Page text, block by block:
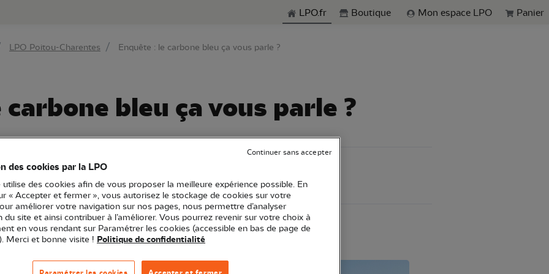
Aller à la rechercheLPO.fr Boutique Mon espace LPO Panier
LPO Poitou-Charentes Enquête : le carbone bleu ça vous parle ?
bleu ça vous parle ?
Charentes
Action
Climat Connaissance
les zones humides littorales et le carbone bleu !
des cookies par la LPO
utilise des cookies afin de vous proposer la meilleure expérience possible. En
« Accepter et fermer », vous autorisez le stockage de cookies sur votre
améliorer votre navigation sur nos pages, nous permettre d’analyser
du site et ainsi contribuer à l’améliorer. Vous pourrez revenir sur votre choix à
en vous rendant sur Paramétrer les cookies (accessible en bas de page de
Merci et bonne visite ! Politique de confidentialité
Continuer sans accepter